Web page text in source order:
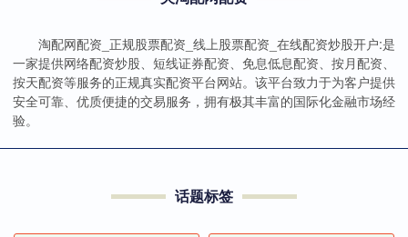
淘配网配资_正规股票配资_线上股票配资_在线配资炒股开户:是
一家提供网络配资炒股、短线证券配资、免息低息配资、按月配资、
按天配资等服务的正规真实配资平台网站。该平台致力于为客户提供
安全可靠、优质便捷的交易服务，拥有极其丰富的国际化金融市场经
验。
话题标签